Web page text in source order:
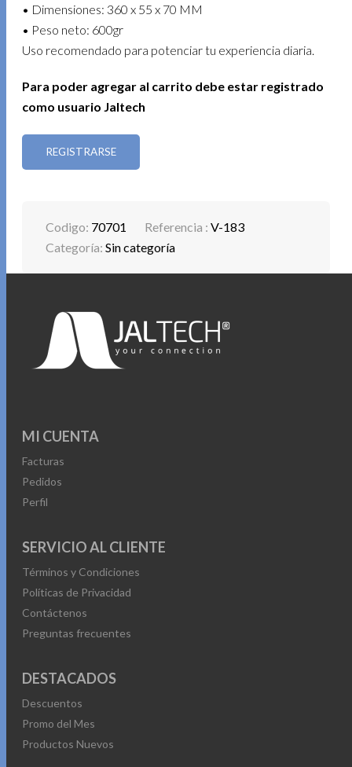
• Dimensiones: 360 x 55 x 70 MM
• Peso neto: 600gr
Uso recomendado para potenciar tu experiencia diaria.
Para poder agregar al carrito debe estar registrado
como usuario Jaltech
REGISTRARSE
Codigo: 70701 Referencia :V-183
Categoría:Sin categoría
MI CUENTA
Facturas
Pedidos
Perfil
SERVICIO AL CLIENTE
Términos y Condiciones
Políticas de Privacidad
Contáctenos
Preguntas frecuentes
DESTACADOS
Descuentos
Promo del Mes
Productos Nuevos